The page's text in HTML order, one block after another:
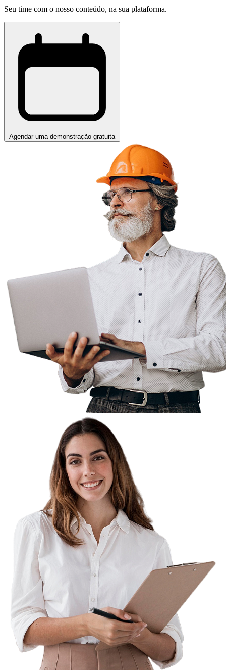
Seu time com o nosso conteúdo, na sua plataforma.
Agendar uma demonstração gratuita